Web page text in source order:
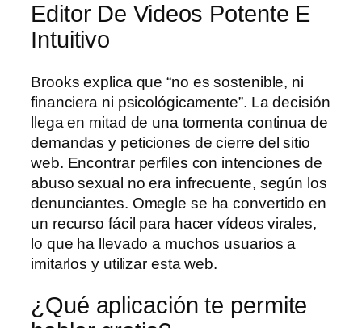
Editor De Videos Potente E
Intuitivo
Brooks explica que “no es sostenible, ni
financiera ni psicológicamente”. La decisión
llega en mitad de una tormenta continua de
demandas y peticiones de cierre del sitio
web. Encontrar perfiles con intenciones de
abuso sexual no era infrecuente, según los
denunciantes. Omegle se ha convertido en
un recurso fácil para hacer vídeos virales,
lo que ha llevado a muchos usuarios a
imitarlos y utilizar esta web.
¿Qué aplicación te permite